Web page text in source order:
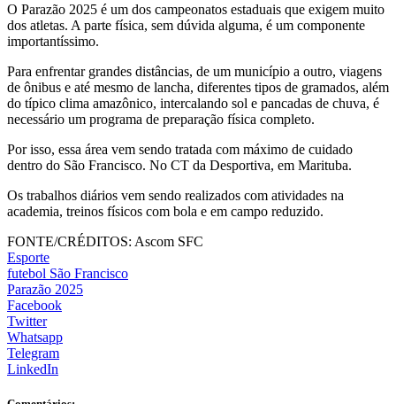
O Parazão 2025 é um dos campeonatos estaduais que exigem muito
dos atletas. A parte física, sem dúvida alguma, é um componente
importantíssimo.
Para enfrentar grandes distâncias, de um município a outro, viagens
de ônibus e até mesmo de lancha, diferentes tipos de gramados, além
do típico clima amazônico, intercalando sol e pancadas de chuva, é
necessário um programa de preparação física completo.
Por isso, essa área vem sendo tratada com máximo de cuidado
dentro do São Francisco. No CT da Desportiva, em Marituba.
Os trabalhos diários vem sendo realizados com atividades na
academia, treinos físicos com bola e em campo reduzido.
FONTE/CRÉDITOS: Ascom SFC
Esporte
futebol São Francisco
Parazão 2025
Facebook
Twitter
Whatsapp
Telegram
LinkedIn